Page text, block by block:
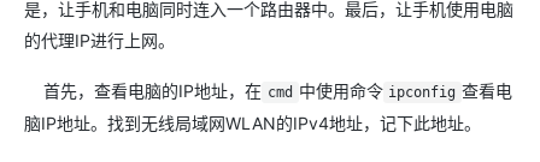
是，让手机和电脑同时连入一个路由器中。最后，让手机使用电脑
的代理IP进行上网。
首先，查看电脑的IP地址，在 cmd 中使用命令 ipconfig 查看电
脑IP地址。找到无线局域网WLAN的IPv4地址，记下此地址。